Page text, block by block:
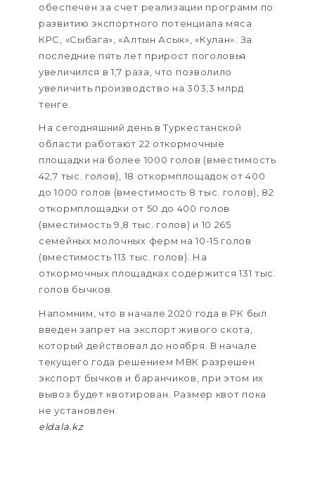
обеспечен за счет реализации программ по
развитию экспортного потенциала мяса
КРС, «Сыбага», «Алтын Асык», «Кулан». За
последние пять лет прирост поголовья
увеличился в 1,7 раза, что позволило
увеличить производство на 303,3 млрд
тенге.
На сегодняшний день в Туркестанской
области работают 22 откормочные
площадки на более 1000 голов (вместимость
42,7 тыс. голов), 18 откормплощадок от 400
до 1000 голов (вместимость 8 тыс. голов), 82
откормплощадки от 50 до 400 голов
(вместимость 9,8 тыс. голов) и 10 265
семейных молочных ферм на 10-15 голов
(вместимость 113 тыс. голов). На
откормочных площадках содержится 131 тыс.
голов бычков.
Напомним, что в начале 2020 года в РК был
введен запрет на экспорт живого скота,
который действовал до ноября. В начале
текущего года решением МВК разрешен
экспорт бычков и баранчиков, при этом их
вывоз будет квотирован. Размер квот пока
не установлен.
eldala.kz